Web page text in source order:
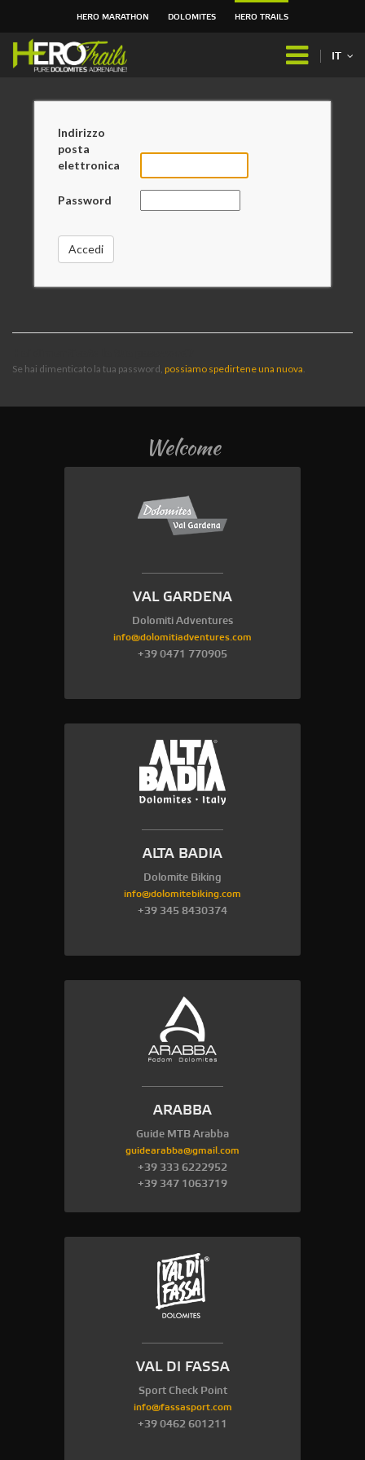
HERO MARATHON DOLOMITES HERO TRAILS
IT
Indirizzo
posta
elettronica
Password
Se hai dimenticato la tua password, possiamo spedirtene una nuova.
Welcome
VAL GARDENA
Dolomiti Adventures
info@dolomitiadventures.com
+39 0471 770905
ALTA BADIA
Dolomite Biking
info@dolomitebiking.com
+39 345 8430374
ARABBA
Guide MTB Arabba
guidearabba@gmail.com
+39 333 6222952
+39 347 1063719
VAL DI FASSA
Sport Check Point
info@fassasport.com
+39 0462 601211